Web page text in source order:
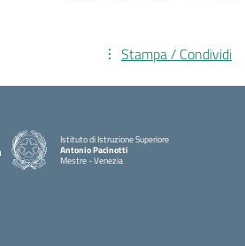
Stampa / Condividi
Istituto di Istruzione Superiore
Antonio Pacinotti
Mestre - Venezia